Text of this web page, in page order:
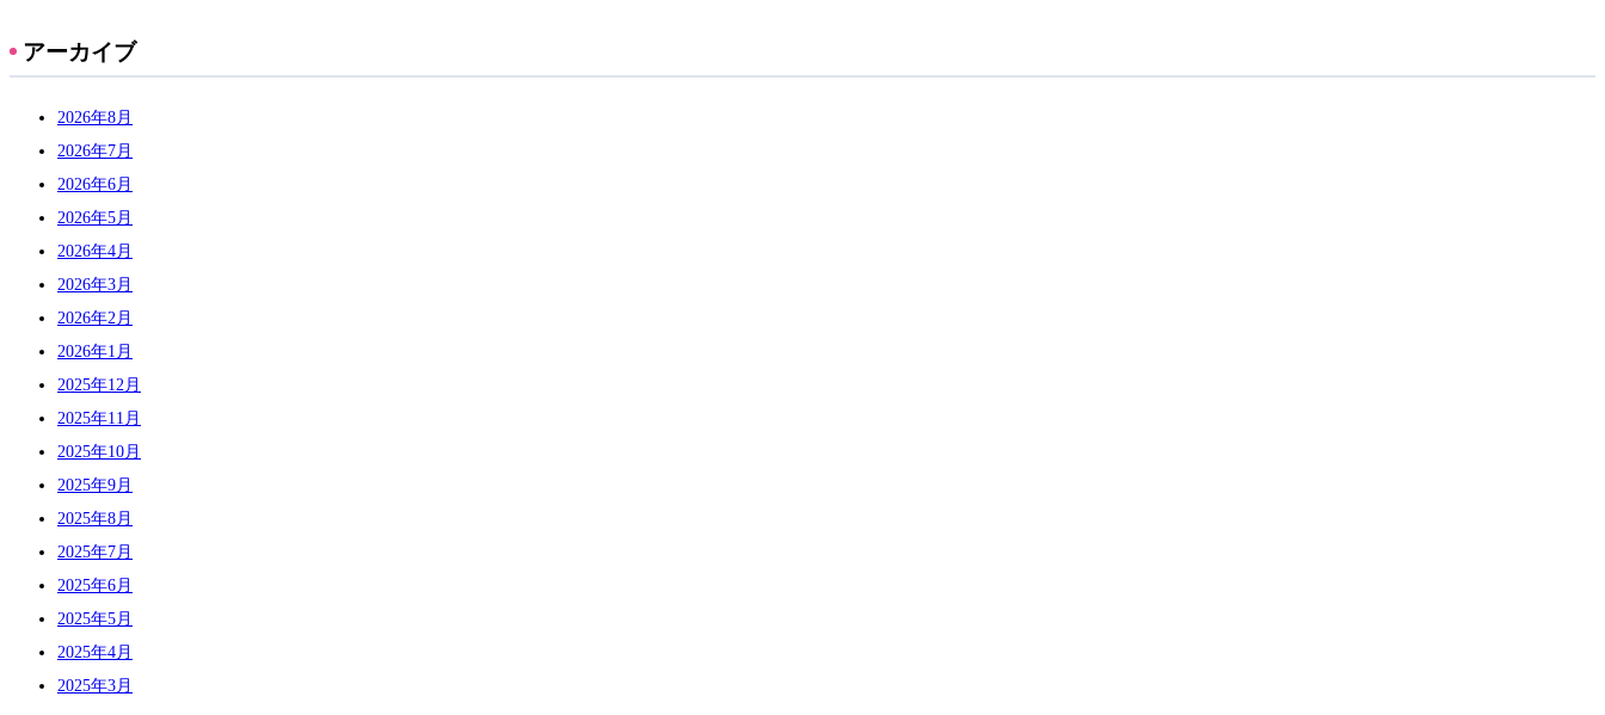
アーカイブ
2026年8月
2026年7月
2026年6月
2026年5月
2026年4月
2026年3月
2026年2月
2026年1月
2025年12月
2025年11月
2025年10月
2025年9月
2025年8月
2025年7月
2025年6月
2025年5月
2025年4月
2025年3月